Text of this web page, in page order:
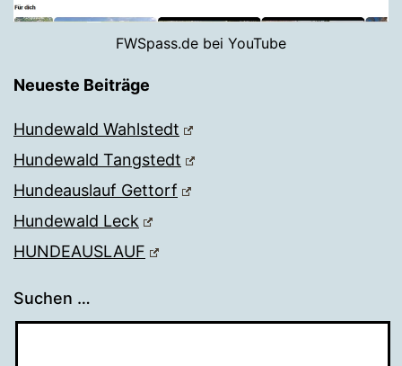
FWSpass.de bei YouTube
Neueste Beiträge
Hundewald Wahlstedt
Hundewald Tangstedt
Hundeauslauf Gettorf
Hundewald Leck
HUNDEAUSLAUF
Suchen …